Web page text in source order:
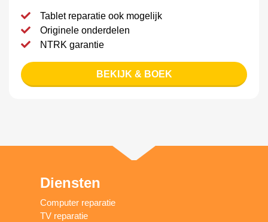
Tablet reparatie ook mogelijk
Originele onderdelen
NTRK garantie
BEKIJK & BOEK
Diensten
Computer reparatie
TV reparatie